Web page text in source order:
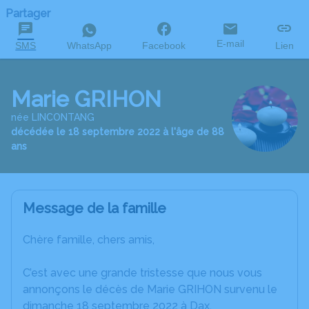
Partager
SMS WhatsApp Facebook E-mail Lien
Marie GRIHON
née LINCONTANG
décédée le 18 septembre 2022 à l'âge de 88
ans
Message de la famille
Chère famille, chers amis,
C’est avec une grande tristesse que nous vous
annonçons le décès de Marie GRIHON survenu le
dimanche 18 septembre 2022 à Dax.